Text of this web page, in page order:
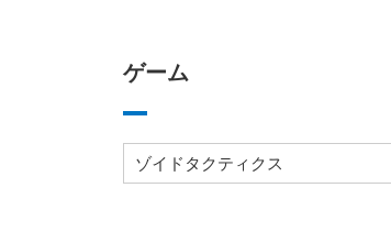
ゲーム
ゾイドタクティクス